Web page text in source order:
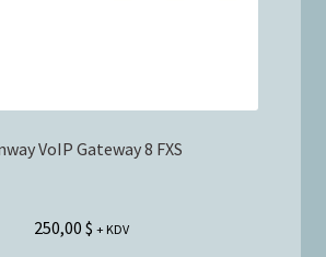
VoIP Gateway 8 FXS
250,00 $ + KDV